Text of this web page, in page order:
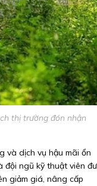
thị trường đón nhận
và dịch vụ hậu mãi ổn
đội ngũ kỹ thuật viên
giảm giá, nâng cấp